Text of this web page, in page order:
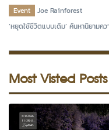
Event
Joe Rainforest
‘หยุดใช้ชีวิตแบบเดิม’ ค้นหานิยามค
Most Visted Posts